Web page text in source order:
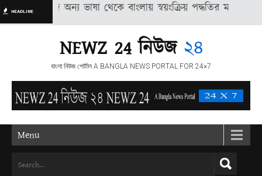
HEADLINE
সংবাদ অন্য ভাষা থেকে বাংলায় স্বয়ংক্রিয় পদ্ধতির মাধ্যমে
NEWZ 24 নিউজ ২৪
বাংলা নিউজ পোর্টাল A BANGLA NEWS PORTAL FOR 24×7
Menu